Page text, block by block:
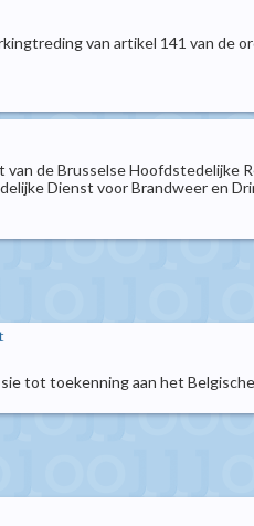
van artikel 141 van de
de Brusselse Hoofdstedelijke
Dienst voor Brandweer en
tot toekenning aan het